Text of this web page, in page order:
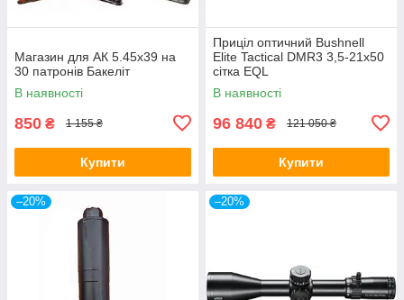
Магазин для АК 5.45х39 на
30 патронів Бакеліт
В наявності
850 ₴ 1 155 ₴
Купити
Приціл оптичний Bushnell
Elite Tactical DMR3 3,5-21x50
сітка EQL
В наявності
96 840 ₴ 121 050 ₴
Купити
–20% –20%